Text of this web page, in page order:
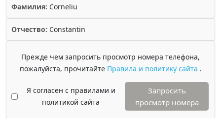
Фамилия: Corneliu
Отчество: Constantin
Прежде чем запросить просмотр номера телефона,
пожалуйста, прочитайте Правила и политику сайта .
Я согласен с правилами и
политикой сайта
Запросить
просмотр номера